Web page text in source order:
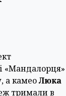
«Мандалорця»
, а камеоЛюка
тримали в